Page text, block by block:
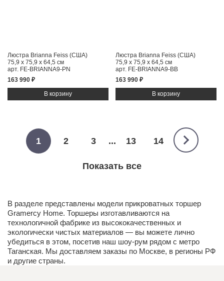
Люстра Brianna Feiss (США)
75,9 x 75,9 x 64,5 см
арт. FE-BRIANNA9-PN
163 990 ₽
Люстра Brianna Feiss (США)
75,9 x 75,9 x 64,5 см
арт. FE-BRIANNA9-BB
163 990 ₽
1 2 3 ... 13 14
Показать все
В разделе представлены модели прикроватных торшер
Gramercy Home. Торшеры изготавливаются на
технологичной фабрике из высококачественных и
экологически чистых материалов — вы можете лично
убедиться в этом, посетив наш шоу-рум рядом с метро
Таганская. Мы доставляем заказы по Москве, в регионы РФ
и другие страны.